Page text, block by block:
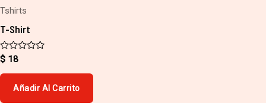
Tshirts
T-Shirt
Valorado
con
0
$ 18
Añadir Al Carrito